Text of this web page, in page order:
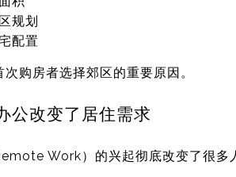
规划
配置
购房者选择郊区的重要原因。
公改变了居住需求
Work）的兴起彻底改变了很多